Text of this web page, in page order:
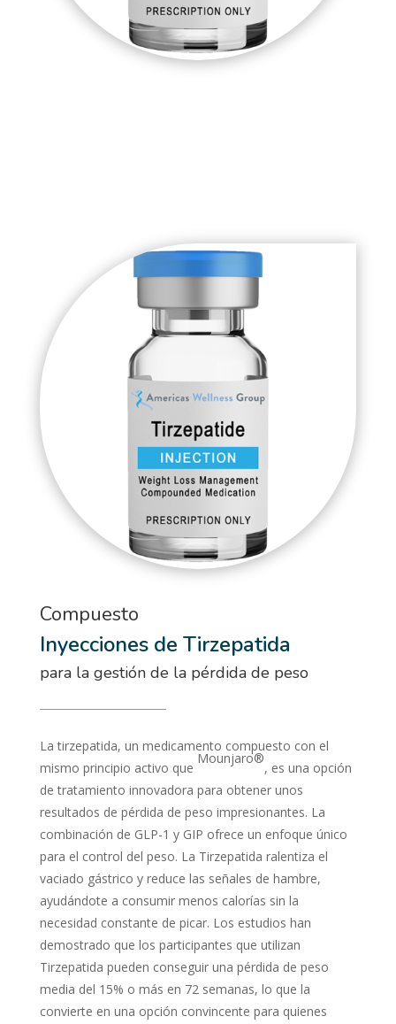
Compuesto
Inyecciones de Tirzepatida
para la gestión de la pérdida de peso
La tirzepatida, un medicamento compuesto con el
mismo principio activo que
Mounjaro®
, es una opción
de tratamiento innovadora para obtener unos
resultados de pérdida de peso impresionantes. La
combinación de GLP-1 y GIP ofrece un enfoque único
para el control del peso. La Tirzepatida ralentiza el
vaciado gástrico y reduce las señales de hambre,
ayudándote a consumir menos calorías sin la
necesidad constante de picar. Los estudios han
demostrado que los participantes que utilizan
Tirzepatida pueden conseguir una pérdida de peso
media del 15% o más en 72 semanas, lo que la
convierte en una opción convincente para quienes